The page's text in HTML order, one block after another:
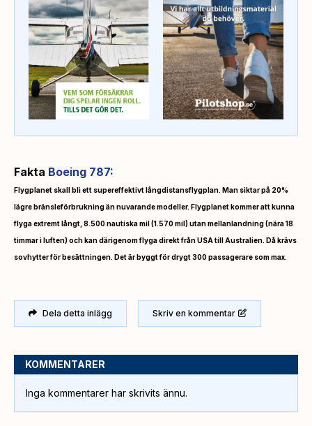
Fakta Boeing 787:
Flygplanet skall bli ett supereffektivt långdistansflygplan. Man siktar på 20%
lägre bränsleförbrukning än nuvarande modeller. Flygplanet kommer att kunna
flyga extremt långt, 8.500 nautiska mil (1.570 mil) utan mellanlandning (nära 18
timmar i luften) och kan därigenom flyga direkt från USA till Australien. Då krävs
sovhytter för besättningen. Det är byggt för drygt 300 passagerare som max.
Dela detta inlägg Skriv en kommentar
KOMMENTARER
Inga kommentarer har skrivits ännu.